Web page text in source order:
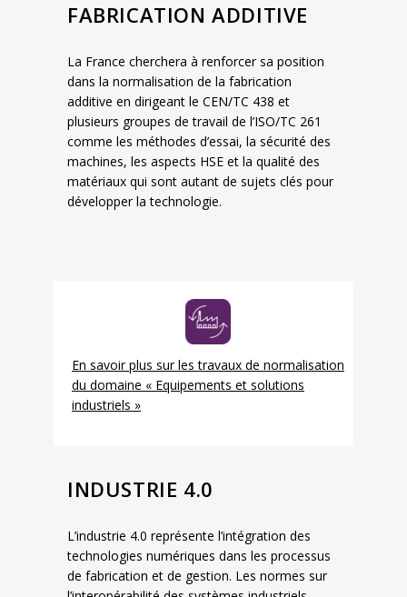
FABRICATION ADDITIVE
La France cherchera à renforcer sa position
dans la normalisation de la fabrication
additive en dirigeant le CEN/TC 438 et
plusieurs groupes de travail de l’ISO/TC 261
comme les méthodes d’essai, la sécurité des
machines, les aspects HSE et la qualité des
matériaux qui sont autant de sujets clés pour
développer la technologie.
En savoir plus sur les travaux de normalisation
du domaine « Equipements et solutions
industriels »
INDUSTRIE 4.0
L’industrie 4.0 représente l’intégration des
technologies numériques dans les processus
de fabrication et de gestion. Les normes sur